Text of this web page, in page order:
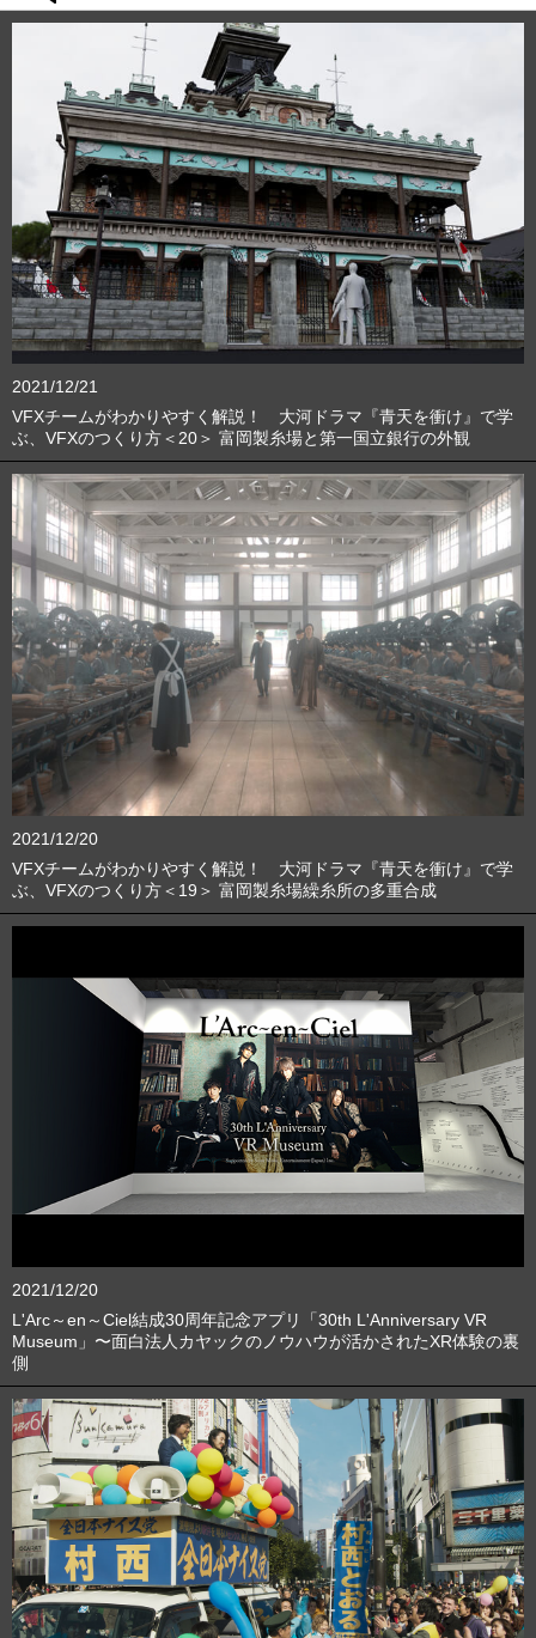
2021/12/21
VFXチームがわかりやすく解説！ 大河ドラマ『青天を衝け』で学
ぶ、VFXのつくり方＜20＞ 富岡製糸場と第一国立銀行の外観
2021/12/20
VFXチームがわかりやすく解説！ 大河ドラマ『青天を衝け』で学
ぶ、VFXのつくり方＜19＞ 富岡製糸場繰糸所の多重合成
2021/12/20
L'Arc～en～Ciel結成30周年記念アプリ「30th L'Anniversary VR
Museum」〜面白法人カヤックのノウハウが活かされたXR体験の裏
側